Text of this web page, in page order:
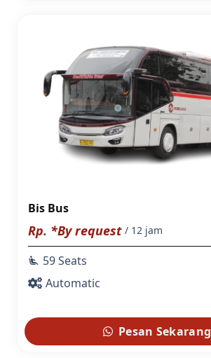
Bis Bus
Rp. *By request / 12 jam
airline_seat_recline_extra 59 Seats
Automatic
Pesan Sekarang